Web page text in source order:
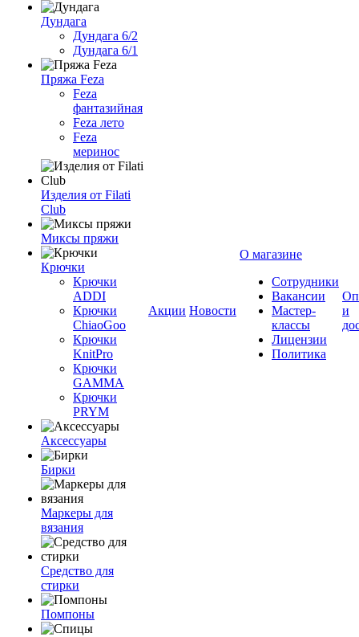
Дундага
Дундага 6/2
Дундага 6/1
Пряжа Feza
Feza
фантазийная
Feza лето
Feza
меринос
Изделия от Filati
Club
Миксы пряжи
Крючки
Крючки
ADDI
Крючки
ChiaoGoo
Крючки
KnitPro
Крючки
GAMMA
Крючки
PRYM
Аксессуары
Бирки
Маркеры для
вязания
Средство для
стирки
Помпоны
Акции Новости
О магазине
Сотрудники
Вакансии
Мастер-
классы
Лицензии
Политика
и